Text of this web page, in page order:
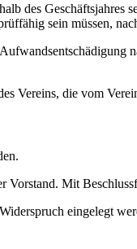
des Geschäftsjahres
sein müssen,
Vereins, die vom
Vorstand. Mit
eingelegt